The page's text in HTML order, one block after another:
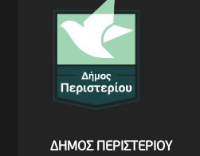
ΔΗΜΟΣ ΠΕΡΙΣΤΕΡΙΟΥ